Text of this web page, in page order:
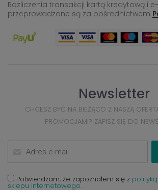
Rozliczenia transakcji kartą kredytową i
przeprowadzane są za pośrednictwem
Newsletter
CHCESZ BYĆ NA BIEŻĄCO Z NASZĄ
PROMOCJAMI? ZAPISZ SIĘ DO
Potwierdzam, że zapoznałem się z
sklepu internetowego.